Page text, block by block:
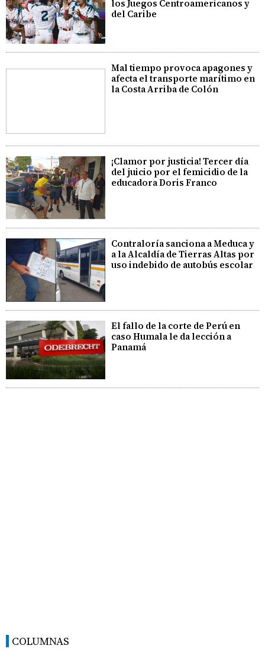
los Juegos Centroamericanos y
del Caribe
Mal tiempo provoca apagones y
afecta el transporte marítimo en
la Costa Arriba de Colón
¡Clamor por justicia! Tercer día
del juicio por el femicidio de la
educadora Doris Franco
Contraloría sanciona a Meduca y
a la Alcaldía de Tierras Altas por
uso indebido de autobús escolar
El fallo de la corte de Perú en
caso Humala le da lección a
Panamá
COLUMNAS